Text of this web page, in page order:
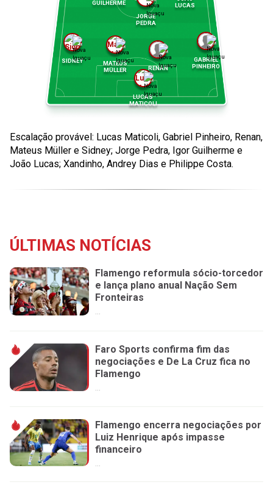
SIDNEY
MATEUS
MÜLLER
LUCAS
GUILHERME
GABRIEL
PINHEIRO
JORGE
PEDRA
LUCAS
MATICOLI
RENAN
Escalação provável: Lucas Maticoli, Gabriel Pinheiro, Renan,
Mateus Müller e Sidney; Jorge Pedra, Igor Guilherme e
João Lucas; Xandinho, Andrey Dias e Philippe Costa.
ÚLTIMAS NOTÍCIAS
Flamengo reformula sócio-torcedor
e lança plano anual Nação Sem
Fronteiras
...
Faro Sports confirma fim das
negociações e De La Cruz fica no
Flamengo
...
Flamengo encerra negociações por
Luiz Henrique após impasse
financeiro